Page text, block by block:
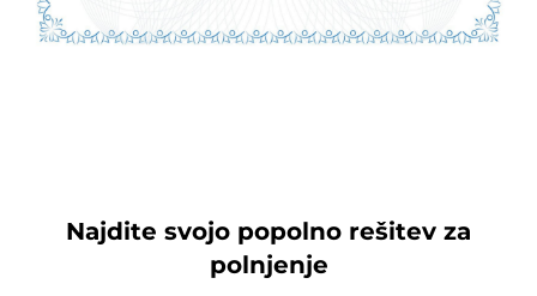
Najdite svojo popolno rešitev za
polnjenje